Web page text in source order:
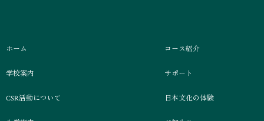
ホーム
学校案内
CSR活動について
コース紹介
サポート
日本文化の体験